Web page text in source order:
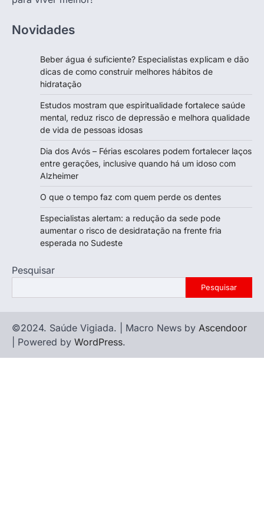
Novidades
Beber água é suficiente? Especialistas explicam e dão
dicas de como construir melhores hábitos de
hidratação
Estudos mostram que espiritualidade fortalece saúde
mental, reduz risco de depressão e melhora qualidade
de vida de pessoas idosas
Dia dos Avós – Férias escolares podem fortalecer laços
entre gerações, inclusive quando há um idoso com
Alzheimer
O que o tempo faz com quem perde os dentes
Especialistas alertam: a redução da sede pode
aumentar o risco de desidratação na frente fria
esperada no Sudeste
Pesquisar
Pesquisar
©2024. Saúde Vigiada. | Macro News by Ascendoor
| Powered by WordPress.